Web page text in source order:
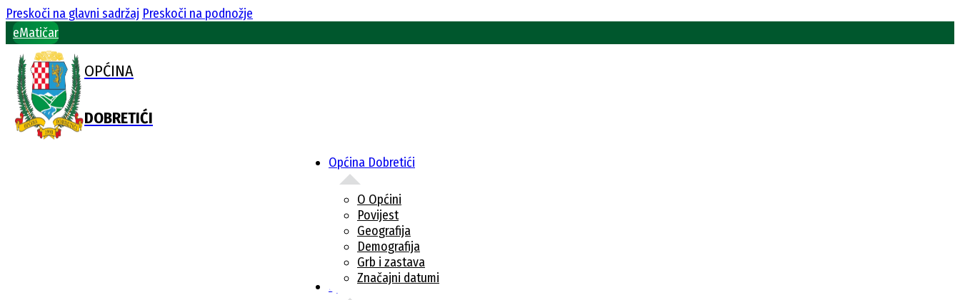
Preskoči na glavni sadržaj Preskoči na podnožje
eMatičar
OPĆINA
DOBRETIĆI
Općina Dobretići
O Općini
Povijest
Geografija
Demografija
Grb i zastava
Značajni datumi
Uprava